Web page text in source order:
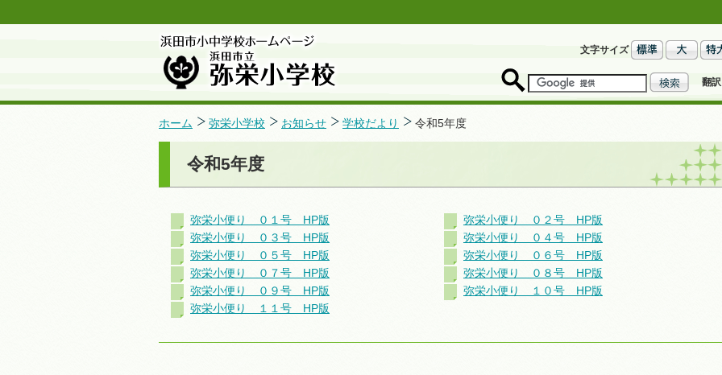
文字サイズ
翻訳
ホーム 弥栄小学校 お知らせ 学校だより 令和5年度
令和5年度
弥栄小便り ０１号 HP版
弥栄小便り ０２号 HP版
弥栄小便り ０３号 HP版
弥栄小便り ０４号 HP版
弥栄小便り ０５号 HP版
弥栄小便り ０６号 HP版
弥栄小便り ０７号 HP版
弥栄小便り ０８号 HP版
弥栄小便り ０９号 HP版
弥栄小便り １０号 HP版
弥栄小便り １１号 HP版